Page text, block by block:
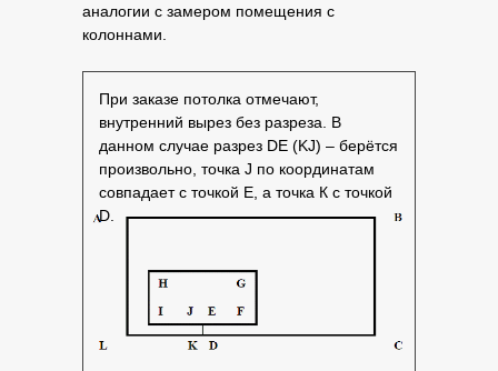
аналогии с замером помещения с
колоннами.
При заказе потолка отмечают,
внутренний вырез без разреза. В
данном случае разрез DE (KJ) – берётся
произвольно, точка J по координатам
совпадает с точкой Е, а точка К с точкой
D.